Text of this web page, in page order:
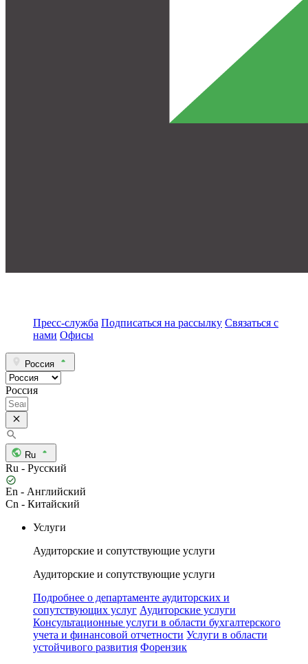
Пресс-служба Подписаться на рассылку Связаться с
нами Офисы
Россия
Россия
Ru
Ru - Русский
En - Английский
Cn - Китайский
Услуги
Аудиторские и сопутствующие услуги
Аудиторские и сопутствующие услуги
Подробнее о департаменте аудиторских и
сопутствующих услуг Аудиторские услуги
Консультационные услуги в области бухгалтерского
учета и финансовой отчетности Услуги в области
устойчивого развития Форензик